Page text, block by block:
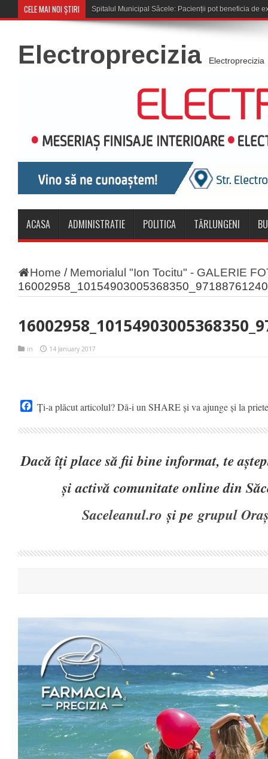
CELE MAI NOI ȘTIRI Cupa României: CSM Săcele
Electroprecizia Electroprecizia
ACASA ADMINISTRATIE POLITICA TĂRLUNGENI
Home / Memorialul "Ion Tocitu" - GALERIE
in 14 January 2017
Facebook
Ți-a plăcut articolul? Dă-i un SHARE și va ajunge și la
Dacă îți place să fii bine informat, te
și activă comunitate online din
Saceleanul.ro și pegrupul